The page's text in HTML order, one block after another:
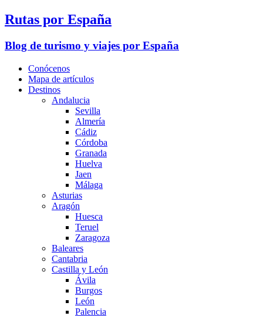
Rutas por España
Blog de turismo y viajes por España
Conócenos
Mapa de artículos
Destinos
Andalucia
Sevilla
Almería
Cádiz
Córdoba
Granada
Huelva
Jaen
Málaga
Asturias
Aragón
Huesca
Teruel
Zaragoza
Baleares
Cantabria
Castilla y León
Ávila
Burgos
León
Palencia